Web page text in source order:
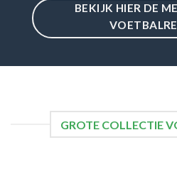
BEKIJK HIER DE
GROTE COLLECTIE